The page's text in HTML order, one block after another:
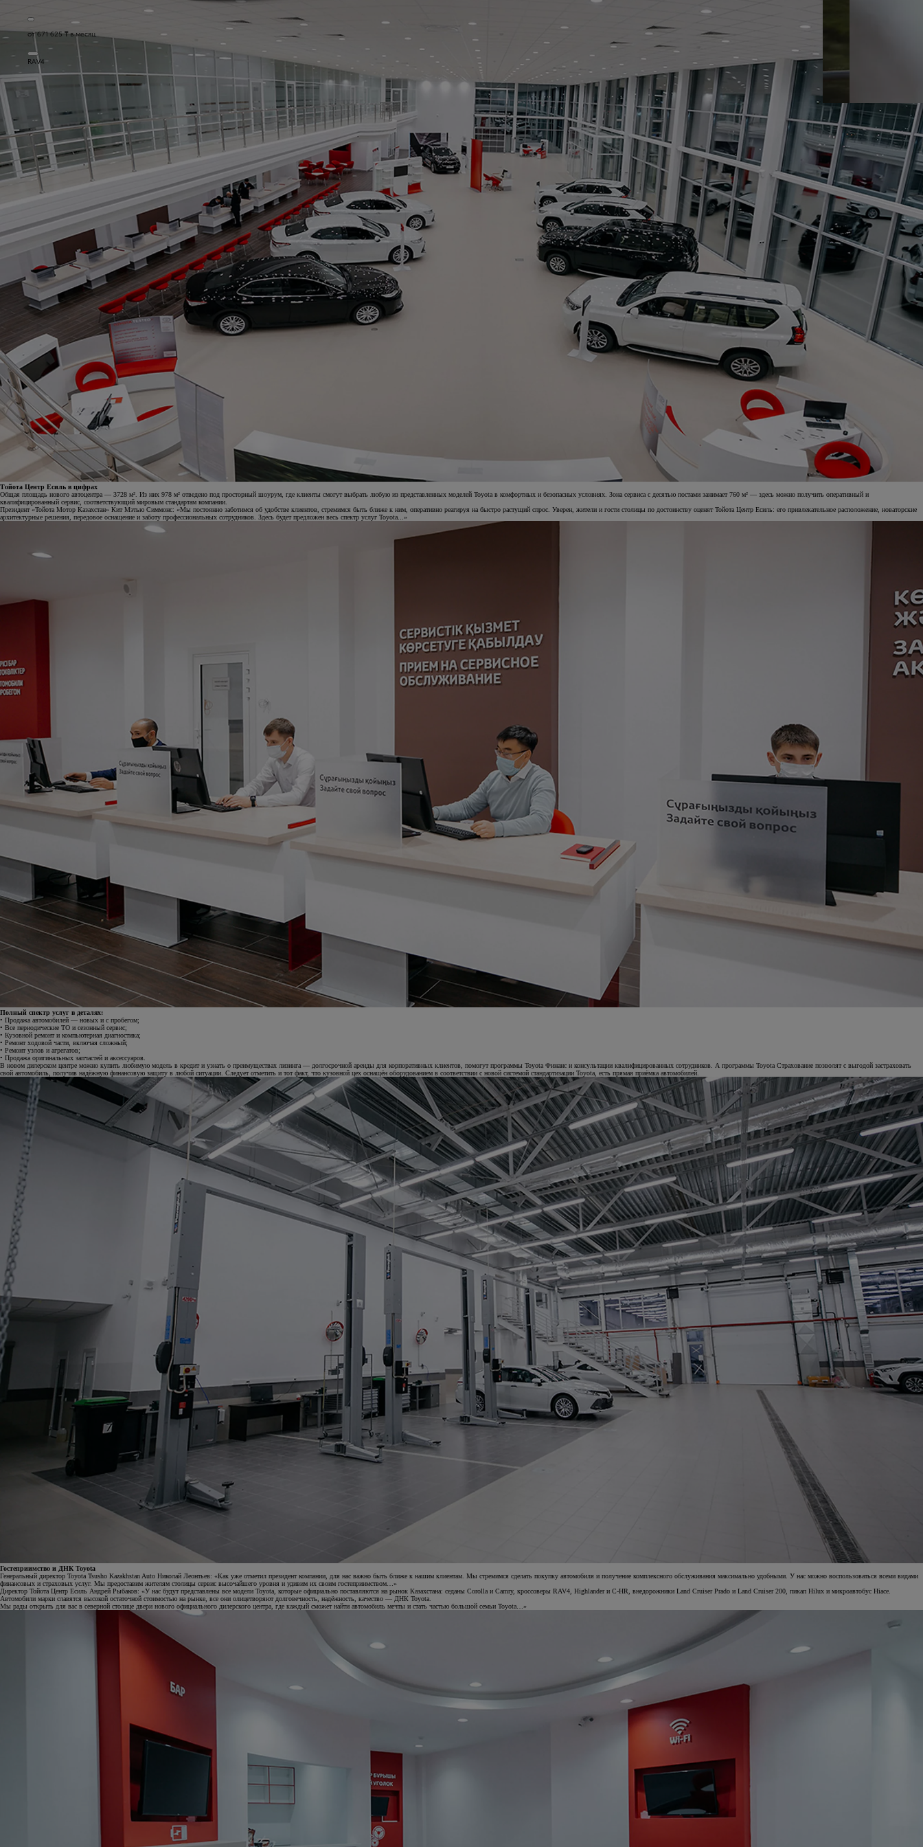
от 671 625 ₸ в месяц
RAV4
ВАШ НАДЁЖНЫЙ ВЫБОР
KINTO
Кредитный
Тойота Центр Есиль в цифрах
Общая площадь нового автоцентра — 3728 м². Из них 978 м² отведено под просторный шоурум, где клиенты смогут выбрать любую из представленных моделей Toyota в комфортных и безопасных условиях. Зона сервиса с десятью постами занимает 760 м² — здесь можно получить оперативный и
квалифицированный сервис, соответствующий мировым стандартам компании.
Президент «Тойота Мотор Казахстан» Кит Мэтью Симмонс: «Мы постоянно заботимся об удобстве клиентов, стремимся быть ближе к ним, оперативно реагируя на быстро растущий спрос. Уверен, жители и гости столицы по достоинству оценят Тойота Центр Есиль: его привлекательное расположение, новаторские
архитектурные решения, передовое оснащение и заботу профессиональных сотрудников. Здесь будет предложен весь спектр услуг Toyota...»
Полный спектр услуг в деталях:
• Продажа автомобилей — новых и с пробегом;
• Все периодические ТО и сезонный сервис;
• Кузовной ремонт и компьютерная диагностика;
• Ремонт ходовой части, включая сложный;
• Ремонт узлов и агрегатов;
• Продажа оригинальных запчастей и аксессуаров.
В новом дилерском центре можно купить любимую модель в кредит и узнать о преимуществах лизинга — долгосрочной аренды для корпоративных клиентов, помогут программы Toyota Финанс и консультации квалифицированных сотрудников. А программы Toyota Страхование позволят с выгодой застраховать
свой автомобиль, получив надёжную финансовую защиту в любой ситуации. Следует отметить и тот факт, что кузовной цех оснащён оборудованием в соответствии с новой системой стандартизации Toyota, есть прямая приёмка автомобилей.
Гостеприимство и ДНК Toyota
Генеральный директор Toyota Tsusho Kazakhstan Auto Николай Леонтьев: «Как уже отметил президент компании, для нас важно быть ближе к нашим клиентам. Мы стремимся сделать покупку автомобиля и получение комплексного обслуживания максимально удобными. У нас можно воспользоваться всеми видами
финансовых и страховых услуг. Мы предоставим жителям столицы сервис высочайшего уровня и удивим их своим гостеприимством…»
Директор Тойота Центр Есиль Андрей Рыбаков: «У нас будут представлены все модели Toyota, которые официально поставляются на рынок Казахстана: седаны Corolla и Camry, кроссоверы RAV4, Highlander и С-HR, внедорожники Land Cruiser Prado и Land Cruiser 200, пикап Hilux и микроавтобус Hiace.
Автомобили марки славятся высокой остаточной стоимостью на рынке, все они олицетворяют долговечность, надёжность, качество — ДНК Toyota.
Мы рады открыть для вас в северной столице двери нового официального дилерского центра, где каждый сможет найти автомобиль мечты и стать частью большой семьи Toyota…»